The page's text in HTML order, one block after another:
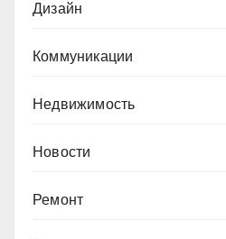
Дизайн
Коммуникации
Недвижимость
Новости
Ремонт